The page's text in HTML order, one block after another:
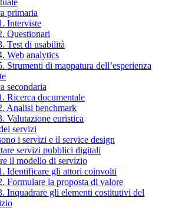
primaria
Interviste
Questionari
Test di usabilità
Web analytics
Strumenti di mappatura dell’esperienza
secondaria
Ricerca documentale
Analisi benchmark
Valutazione euristica
servizi
i servizi e il service design
servizi pubblici digitali
il modello di servizio
Identificare gli attori coinvolti
Formulare la proposta di valore
Inquadrare gli elementi costitutivi del